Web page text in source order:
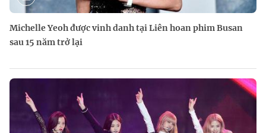
Michelle Yeoh được vinh danh tại Liên hoan phim Busan
sau 15 năm trở lại